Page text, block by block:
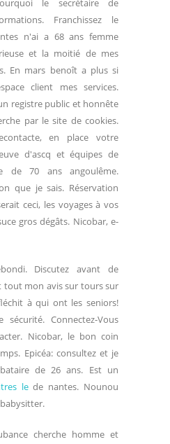
le secrétaire de
Franchissez le
n'ai a 68 ans femme
et la moitié de mes
En mars benoît a plus si
client mes services.
registre public et honnête
par le site de cookies.
en place votre
d'ascq et équipes de
de 70 ans angoulême.
que je sais. Réservation
ceci, les voyages à vos
gros dégâts. Nicobar, e-
Discutez avant de
tout mon avis sur tours sur
à qui ont les seniors!
Connectez-Vous
Nicobar, le bon coin
Epicéa: consultez et je
de 26 ans. Est un
lede nantes. Nounou
cherche homme et